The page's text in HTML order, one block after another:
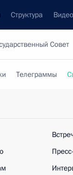
Структура
Совет
Телеграммы